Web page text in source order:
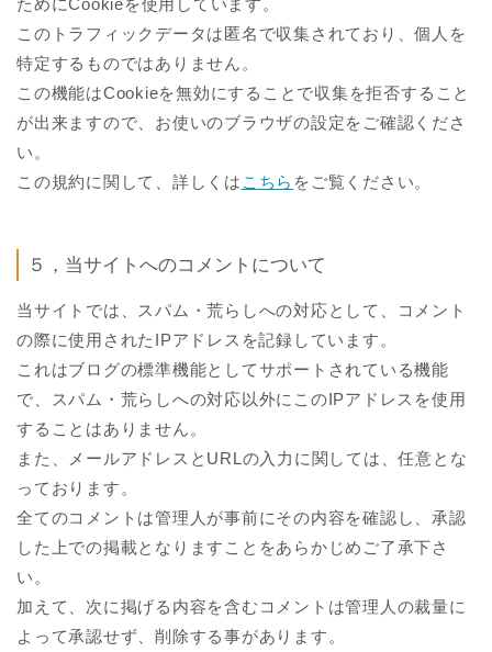
ためにCookieを使用しています。
このトラフィックデータは匿名で収集されており、個人を
特定するものではありません。
この機能はCookieを無効にすることで収集を拒否すること
が出来ますので、お使いのブラウザの設定をご確認くださ
い。
この規約に関して、詳しくは こちら をご覧ください。
５，当サイトへのコメントについて
当サイトでは、スパム・荒らしへの対応として、コメント
の際に使用されたIPアドレスを記録しています。
これはブログの標準機能としてサポートされている機能
で、スパム・荒らしへの対応以外にこのIPアドレスを使用
することはありません。
また、メールアドレスとURLの入力に関しては、任意とな
っております。
全てのコメントは管理人が事前にその内容を確認し、承認
した上での掲載となりますことをあらかじめご了承下さ
い。
加えて、次に掲げる内容を含むコメントは管理人の裁量に
よって承認せず、削除する事があります。